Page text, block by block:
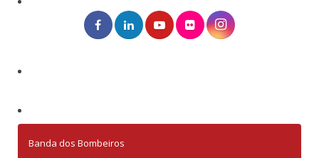
Banda dos Bombeiros